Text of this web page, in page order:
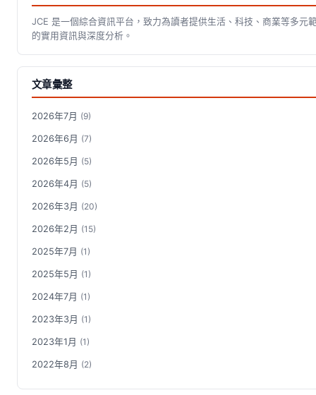
JCE 是一個綜合資訊平台，致力為讀者提供生活、科技、商業等多元
的實用資訊與深度分析。
文章彙整
2026年7月 (9)
2026年6月 (7)
2026年5月 (5)
2026年4月 (5)
2026年3月 (20)
2026年2月 (15)
2025年7月 (1)
2025年5月 (1)
2024年7月 (1)
2023年3月 (1)
2023年1月 (1)
2022年8月 (2)